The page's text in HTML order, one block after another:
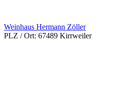
Weinhaus Hermann Zöller
PLZ / Ort: 67489 Kirrweiler